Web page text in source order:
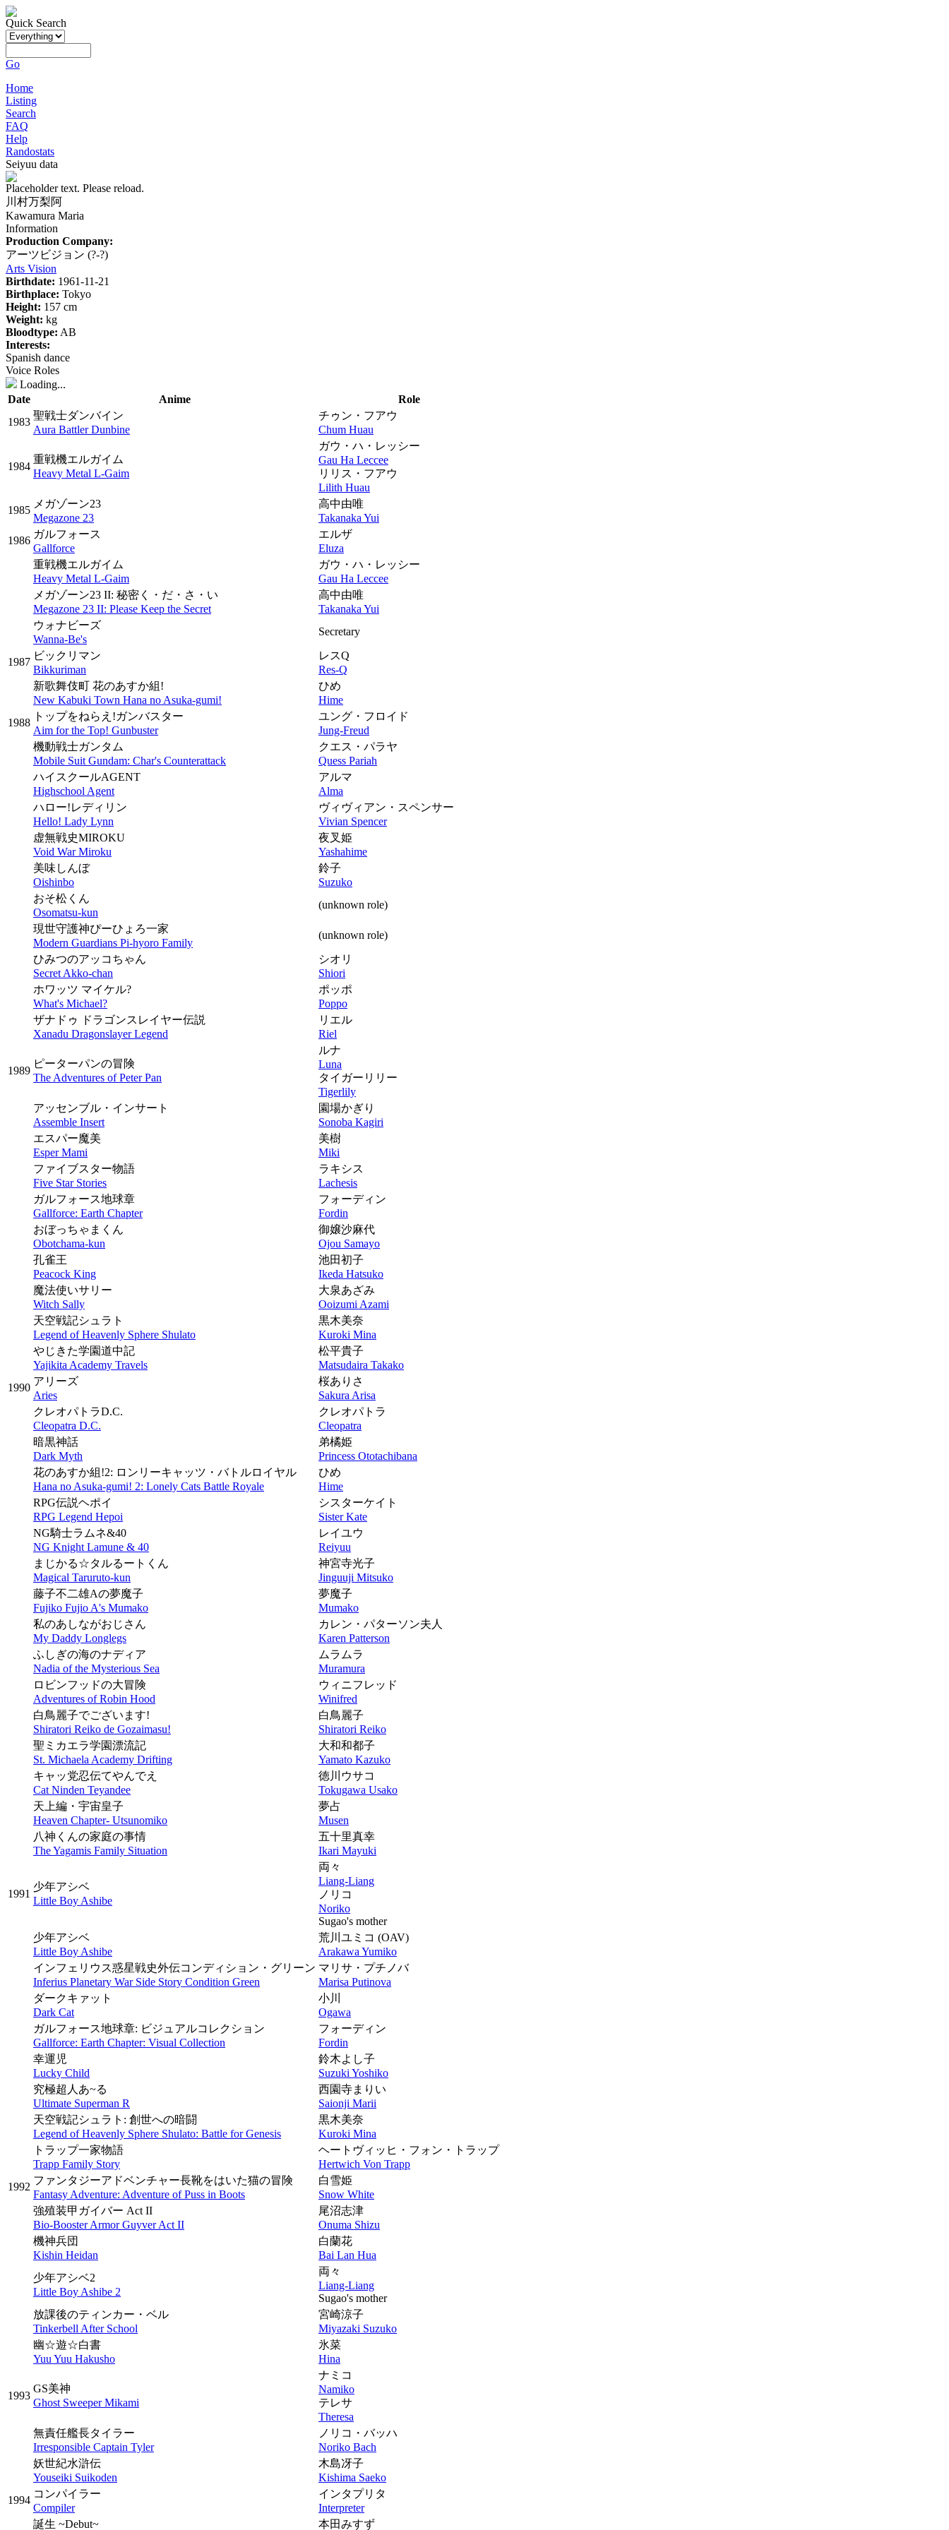
Quick Search
Go
Home
Listing
Search
FAQ
Help
Randostats
Seiyuu data
Placeholder text. Please reload.
川村万梨阿
Kawamura Maria
Information
Production Company:
アーツビジョン (?-?)
Arts Vision
Birthdate: 1961-11-21
Birthplace: Tokyo
Height: 157 cm
Weight: kg
Bloodtype: AB
Interests:
Spanish dance
Voice Roles
Loading...
Date
Anime
Role
1983
聖戦士ダンバイン
Aura Battler Dunbine
チゥン・フアウ
Chum Huau
1984
重戦機エルガイム
Heavy Metal L-Gaim
ガウ・ハ・レッシー
Gau Ha Leccee
リリス・フアウ
Lilith Huau
1985
メガゾーン23
Megazone 23
高中由唯
Takanaka Yui
1986
ガルフォース
Gallforce
エルザ
Eluza
重戦機エルガイム
Heavy Metal L-Gaim
ガウ・ハ・レッシー
Gau Ha Leccee
メガゾーン23 II: 秘密く・だ・さ・い
Megazone 23 II: Please Keep the Secret
高中由唯
Takanaka Yui
ウォナビーズ
Wanna-Be's
Secretary
1987
ビックリマン
Bikkuriman
レスQ
Res-Q
新歌舞伎町 花のあすか組!
New Kabuki Town Hana no Asuka-gumi!
ひめ
Hime
1988
トップをねらえ!ガンバスター
Aim for the Top! Gunbuster
ユング・フロイド
Jung-Freud
機動戦士ガンタム
Mobile Suit Gundam: Char's Counterattack
クエス・パラヤ
Quess Pariah
ハイスクールAGENT
Highschool Agent
アルマ
Alma
ハロー!レディリン
Hello! Lady Lynn
ヴィヴィアン・スペンサー
Vivian Spencer
虚無戦史MIROKU
Void War Miroku
夜叉姫
Yashahime
美味しんぼ
Oishinbo
鈴子
Suzuko
おそ松くん
Osomatsu-kun
(unknown role)
現世守護神ぴーひょろ一家
Modern Guardians Pi-hyoro Family
(unknown role)
ひみつのアッコちゃん
Secret Akko-chan
シオリ
Shiori
ホワッツ マイケル?
What's Michael?
ポッポ
Poppo
ザナドゥ ドラゴンスレイヤー伝説
Xanadu Dragonslayer Legend
リエル
Riel
1989
ピーターパンの冒険
The Adventures of Peter Pan
ルナ
Luna
タイガーリリー
Tigerlily
アッセンブル・インサート
Assemble Insert
園場かぎり
Sonoba Kagiri
エスパー魔美
Esper Mami
美樹
Miki
ファイブスター物語
Five Star Stories
ラキシス
Lachesis
ガルフォース地球章
Gallforce: Earth Chapter
フォーディン
Fordin
おぼっちゃまくん
Obotchama-kun
御嬢沙麻代
Ojou Samayo
孔雀王
Peacock King
池田初子
Ikeda Hatsuko
魔法使いサリー
Witch Sally
大泉あざみ
Ooizumi Azami
天空戦記シュラト
Legend of Heavenly Sphere Shulato
黒木美奈
Kuroki Mina
やじきた学園道中記
Yajikita Academy Travels
松平貴子
Matsudaira Takako
1990
アリーズ
Aries
桜ありさ
Sakura Arisa
クレオパトラD.C.
Cleopatra D.C.
クレオパトラ
Cleopatra
暗黒神話
Dark Myth
弟橘姫
Princess Ototachibana
花のあすか組!2: ロンリーキャッツ・バトルロイヤル
Hana no Asuka-gumi! 2: Lonely Cats Battle Royale
ひめ
Hime
RPG伝説ヘポイ
RPG Legend Hepoi
シスターケイト
Sister Kate
NG騎士ラムネ&40
NG Knight Lamune & 40
レイユウ
Reiyuu
まじかる☆タルるートくん
Magical Taruruto-kun
神宮寺光子
Jinguuji Mitsuko
藤子不二雄Aの夢魔子
Fujiko Fujio A's Mumako
夢魔子
Mumako
私のあしながおじさん
My Daddy Longlegs
カレン・パターソン夫人
Karen Patterson
ふしぎの海のナディア
Nadia of the Mysterious Sea
ムラムラ
Muramura
ロビンフッドの大冒険
Adventures of Robin Hood
ウィニフレッド
Winifred
白鳥麗子でございます!
Shiratori Reiko de Gozaimasu!
白鳥麗子
Shiratori Reiko
聖ミカエラ学園漂流記
St. Michaela Academy Drifting
大和和都子
Yamato Kazuko
キャッ党忍伝てやんでえ
Cat Ninden Teyandee
徳川ウサコ
Tokugawa Usako
天上編・宇宙皇子
Heaven Chapter- Utsunomiko
夢占
Musen
八神くんの家庭の事情
The Yagamis Family Situation
五十里真幸
Ikari Mayuki
1991
少年アシベ
Little Boy Ashibe
両々
Liang-Liang
ノリコ
Noriko
Sugao's mother
少年アシベ
Little Boy Ashibe
荒川ユミコ (OAV)
Arakawa Yumiko
インフェリウス惑星戦史外伝コンディション・グリーン
Inferius Planetary War Side Story Condition Green
マリサ・プチノバ
Marisa Putinova
ダークキァット
Dark Cat
小川
Ogawa
ガルフォース地球章: ビジュアルコレクション
Gallforce: Earth Chapter: Visual Collection
フォーディン
Fordin
幸運児
Lucky Child
鈴木よし子
Suzuki Yoshiko
究極超人あ~る
Ultimate Superman R
西園寺まりい
Saionji Marii
天空戦記シュラト: 創世への暗闘
Legend of Heavenly Sphere Shulato: Battle for Genesis
黒木美奈
Kuroki Mina
トラップ一家物語
Trapp Family Story
ヘートヴィッヒ・フォン・トラップ
Hertwich Von Trapp
1992
ファンタジーアドベンチャー長靴をはいた猫の冒険
Fantasy Adventure: Adventure of Puss in Boots
白雪姫
Snow White
強殖装甲ガイバー Act II
Bio-Booster Armor Guyver Act II
尾沼志津
Onuma Shizu
機神兵団
Kishin Heidan
白蘭花
Bai Lan Hua
少年アシベ2
Little Boy Ashibe 2
両々
Liang-Liang
Sugao's mother
放課後のティンカー・ベル
Tinkerbell After School
宮崎涼子
Miyazaki Suzuko
幽☆遊☆白書
Yuu Yuu Hakusho
氷菜
Hina
1993
GS美神
Ghost Sweeper Mikami
ナミコ
Namiko
テレサ
Theresa
無責任艦長タイラー
Irresponsible Captain Tyler
ノリコ・バッハ
Noriko Bach
妖世紀水滸伝
Youseiki Suikoden
木島冴子
Kishima Saeko
1994
コンパイラー
Compiler
インタプリタ
Interpreter
誕生 ~Debut~
本田みすず